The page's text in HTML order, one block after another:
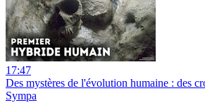
17:47
Des mystères de l'évolution humaine : des
Sympa